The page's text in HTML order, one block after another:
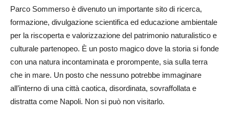
Parco Sommerso è divenuto un importante sito di ricerca,
formazione, divulgazione scientifica ed educazione ambientale
per la riscoperta e valorizzazione del patrimonio naturalistico e
culturale partenopeo. È un posto magico dove la storia si fonde
con una natura incontaminata e prorompente, sia sulla terra
che in mare. Un posto che nessuno potrebbe immaginare
all’interno di una città caotica, disordinata, sovraffollata e
distratta come Napoli. Non si può non visitarlo.